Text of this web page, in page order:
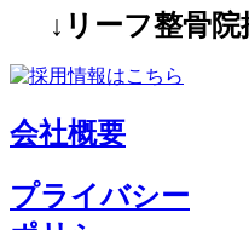
↓リーフ整骨
会社概要
プライバシー